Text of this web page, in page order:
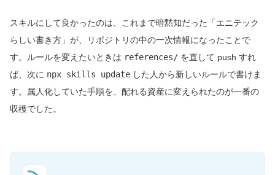
スキルにして良かったのは、これまで暗黙知だった「エニテック
らしい書き方」が、リポジトリの中の一次情報になったことで
す。ルールを変えたいときは references/ を直して push すれ
ば、次に npx skills update した人から新しいルールで書けま
す。属人化していた手順を、配れる資産に変えられたのが一番の
収穫でした。